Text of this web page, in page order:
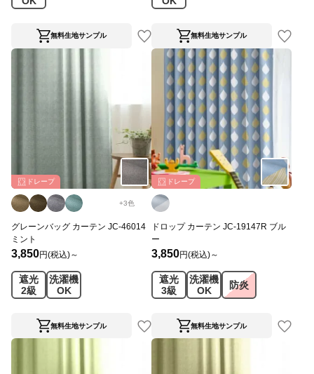
無料生地サンプル 無料生地サンプル
ドレープ
+3色
グレーンバッグ カーテン JC-46014
ミント
3,850円(税込)～
遮光
2級
洗濯機
OK
無料生地サンプル
ドレープ
ドロップ カーテン JC-19147R ブル
ー
3,850円(税込)～
遮光
3級
洗濯機
OK
防炎
無料生地サンプル